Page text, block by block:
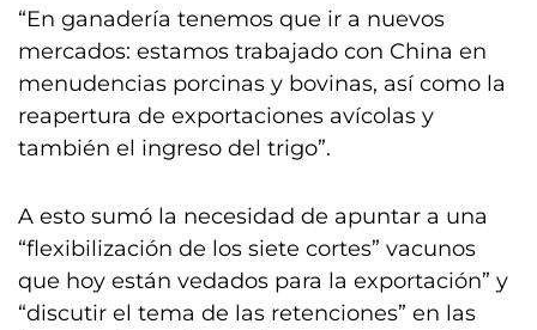
“En ganadería tenemos que ir a nuevos
mercados: estamos trabajado con China en
menudencias porcinas y bovinas, así como la
reapertura de exportaciones avícolas y
también el ingreso del trigo”.
A esto sumó la necesidad de apuntar a una
“flexibilización de los siete cortes” vacunos
que hoy están vedados para la exportación” y
“discutir el tema de las retenciones” en las